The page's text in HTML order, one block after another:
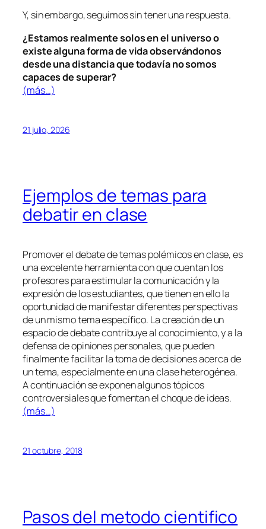
Y, sin embargo, seguimos sin tener una respuesta.
¿Estamos realmente solos en el universo o
existe alguna forma de vida observándonos
desde una distancia que todavía no somos
capaces de superar?
(más…)
21 julio, 2026
Ejemplos de temas para
debatir en clase
Promover el debate de temas polémicos en clase, es
una excelente herramienta con que cuentan los
profesores para estimular la comunicación y la
expresión de los estudiantes, que tienen en ello la
oportunidad de manifestar diferentes perspectivas
de un mismo tema específico. La creación de un
espacio de debate contribuye al conocimiento, y a la
defensa de opiniones personales, que pueden
finalmente facilitar la toma de decisiones acerca de
un tema, especialmente en una clase heterogénea.
A continuación se exponen algunos tópicos
controversiales que fomentan el choque de ideas.
(más…)
21 octubre, 2018
Pasos del metodo cientifico